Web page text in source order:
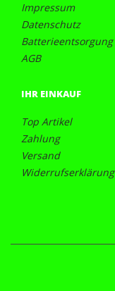
Impressum
Datenschutz
Batterieentsorgung
AGB
IHR EINKAUF
Top Artikel
Zahlung
Versand
Widerrufserklärung